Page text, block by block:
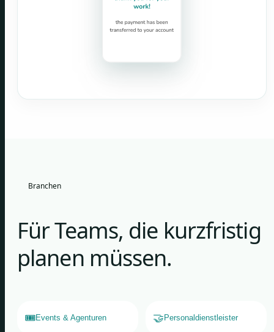
Branchen
Für Teams, die kurzfristig
planen müssen.
🎟️Events & Agenturen 🤝 Personaldienstleister